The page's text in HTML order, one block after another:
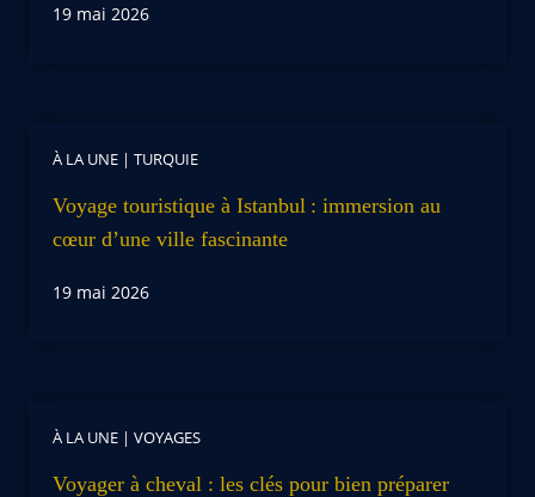
19 mai 2026
À LA UNE | TURQUIE
Voyage touristique à Istanbul : immersion au
cœur d’une ville fascinante
19 mai 2026
À LA UNE | VOYAGES
Voyager à cheval : les clés pour bien préparer